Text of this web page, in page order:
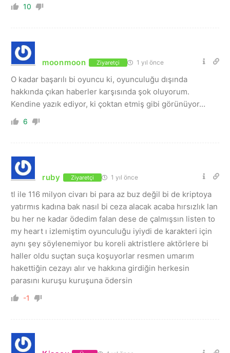
10
moonmoon Ziyaretçi 1 yıl önce
O kadar başarılı bi oyuncu ki, oyunculuğu dışında
hakkında çıkan haberler karşısında şok oluyorum.
Kendine yazık ediyor, ki çoktan etmiş gibi görünüyor…
6
ruby Ziyaretçi 1 yıl önce
tl ile 116 milyon civarı bi para az buz değil bi de kriptoya
yatırmıs kadına bak nasıl bi ceza alacak acaba hırsızlık lan
bu her ne kadar ödedim falan dese de çalmışsın listen to
my heart ı izlemiştim oyunculuğu iyiydi de karakteri için
aynı şey söylenemiyor bu koreli aktristlere aktörlere bi
haller oldu suçtan suça koşuyorlar resmen umarım
hakettiğin cezayı alır ve hakkına girdiğin herkesin
parasını kuruşu kuruşuna ödersin
-1